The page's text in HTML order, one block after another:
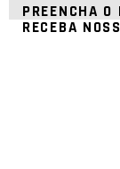
PREENCHA O
RECEBA